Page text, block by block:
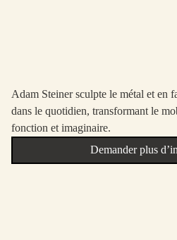
Adam Steiner sculpte le métal et en
dans le quotidien, transformant le
fonction et imaginaire.
Demander plus